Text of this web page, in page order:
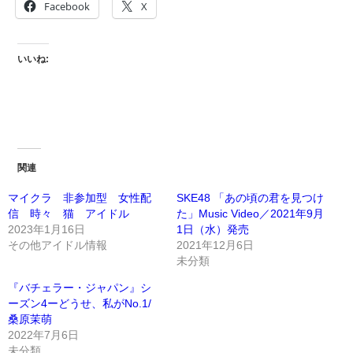
Facebook X
いいね:
関連
マイクラ 非参加型 女性配
信 時々 猫 アイドル
2023年1月16日
その他アイドル情報
SKE48 「あの頃の君を見つけ
た」Music Video／2021年9月
1日（水）発売
2021年12月6日
未分類
『バチェラー・ジャパン』シ
ーズン4ーどうせ、私がNo.1/
桑原茉萌
2022年7月6日
未分類